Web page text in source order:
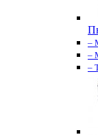
–
–
–